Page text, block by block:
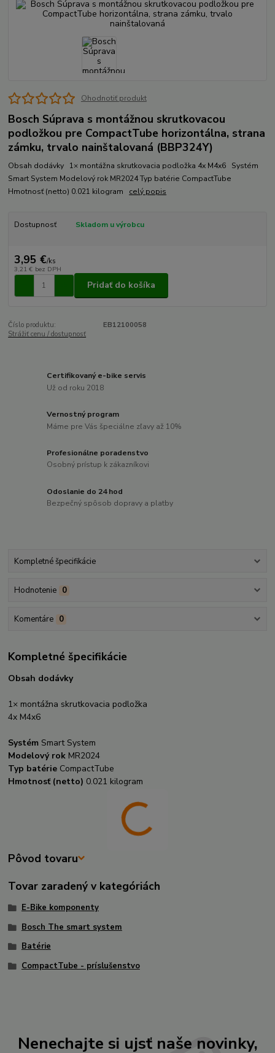
Ohodnotiť produkt
Bosch Súprava s montážnou skrutkovacou
podložkou pre CompactTube horizontálna, strana
zámku, trvalo nainštalovaná (BBP324Y)
Obsah dodávky 1× montážna skrutkovacia podložka 4x M4x6 Systém
Smart System Modelový rok MR2024 Typ batérie CompactTube
Hmotnosť (netto) 0.021 kilogram celý popis
Dostupnosť Skladom u výrobcu
3,95 €/ks
3,21 € bez DPH
Pridať do košíka
Číslo produktu:
EB12100058
Strážiť cenu / dostupnosť
Certifikovaný e-bike servis
Už od roku 2018
Vernostný program
Máme pre Vás špeciálne zľavy až 10%
Profesionálne poradenstvo
Osobný prístup k zákazníkovi
Odoslanie do 24 hod
Bezpečný spôsob dopravy a platby
Kompletné špecifikácie
Hodnotenie 0
Komentáre 0
Kompletné špecifikácie
Obsah dodávky
1× montážna skrutkovacia podložka
4x M4x6
Systém Smart System
Modelový rok MR2024
Typ batérie CompactTube
Hmotnosť (netto) 0.021 kilogram
Pôvod tovaru
Tovar zaradený v kategóriách
E-Bike komponenty
Bosch The smart system
Batérie
CompactTube - príslušenstvo
Nenechajte si ujsť naše novinky,